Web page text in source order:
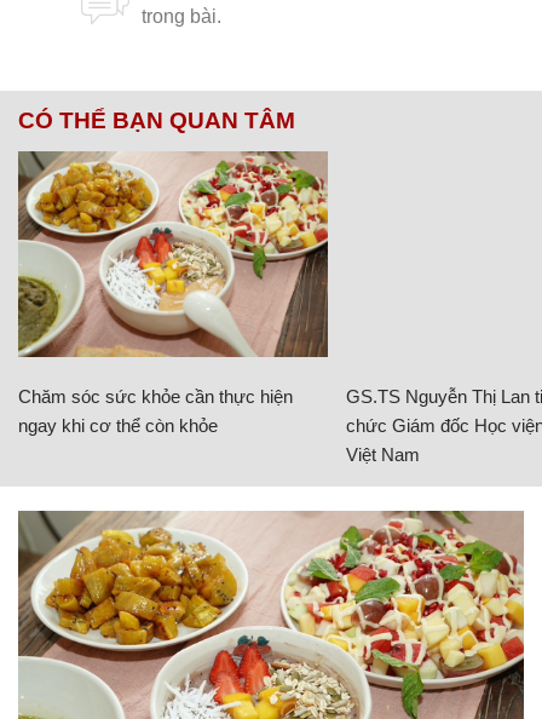
CÓ THỂ BẠN QUAN TÂM
Chăm sóc sức khỏe cần thực hiện
ngay khi cơ thể còn khỏe
GS.TS Nguyễn Thị Lan
chức Giám đốc Học
Việt Nam